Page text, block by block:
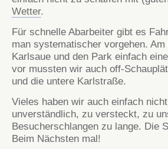
Wetter.
Für schnelle Abarbeiter gibt es
man systematischer vorgehen.
Karlsaue und den Park einfach
vor mussten wir auch off-
und die untere Karlstraße.
Vieles haben wir auch einfach
unverständlich, zu versteckt, zu
Besucherschlangen zu lange. Die
Beim Nächsten mal!